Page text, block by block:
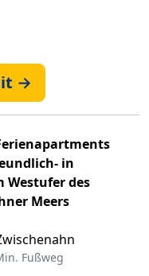
→
in
Westufer des
Meers
Fußweg